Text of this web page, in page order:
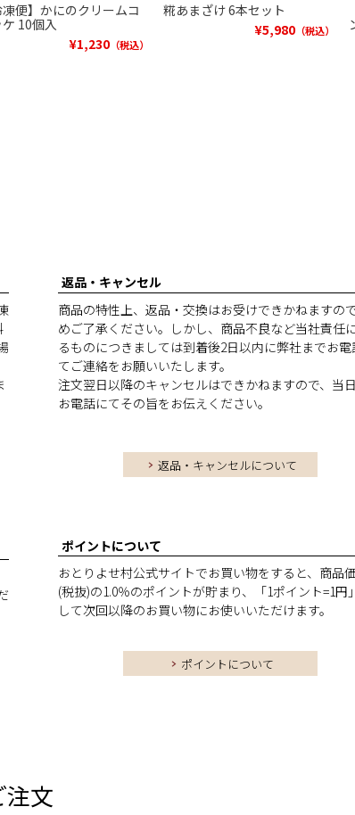
凍便】かにのクリームコ
10個入
¥1,230 （税込）
糀あまざけ 6本セット
¥5,980 （税込）
返品・キャンセル
商品の特性上、返品・交換はお受けできかねますの
めご了承ください。しかし、商品不良など当社責任
るものにつきましては到着後2日以内に弊社までお電
てご連絡をお願いいたします。
注文翌日以降のキャンセルはできかねますので、当
お電話にてその旨をお伝えください。
返品・キャンセルについて
ポイントについて
おとりよせ村公式サイトでお買い物をすると、商品
(税抜)の1.0％のポイントが貯まり、「1ポイント=1円
して次回以降のお買い物にお使いいただけます。
ポイントについて
文